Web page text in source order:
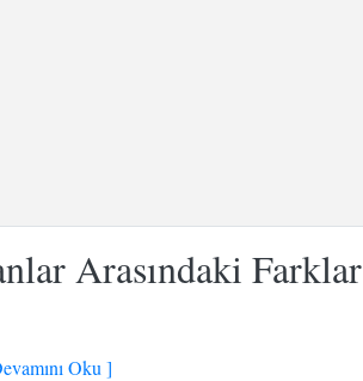
Arasındaki Farklar
Oku ]